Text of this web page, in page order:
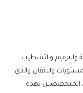
والترميم والتشطيب
والاتقان والذي
المتخصصين بهذة